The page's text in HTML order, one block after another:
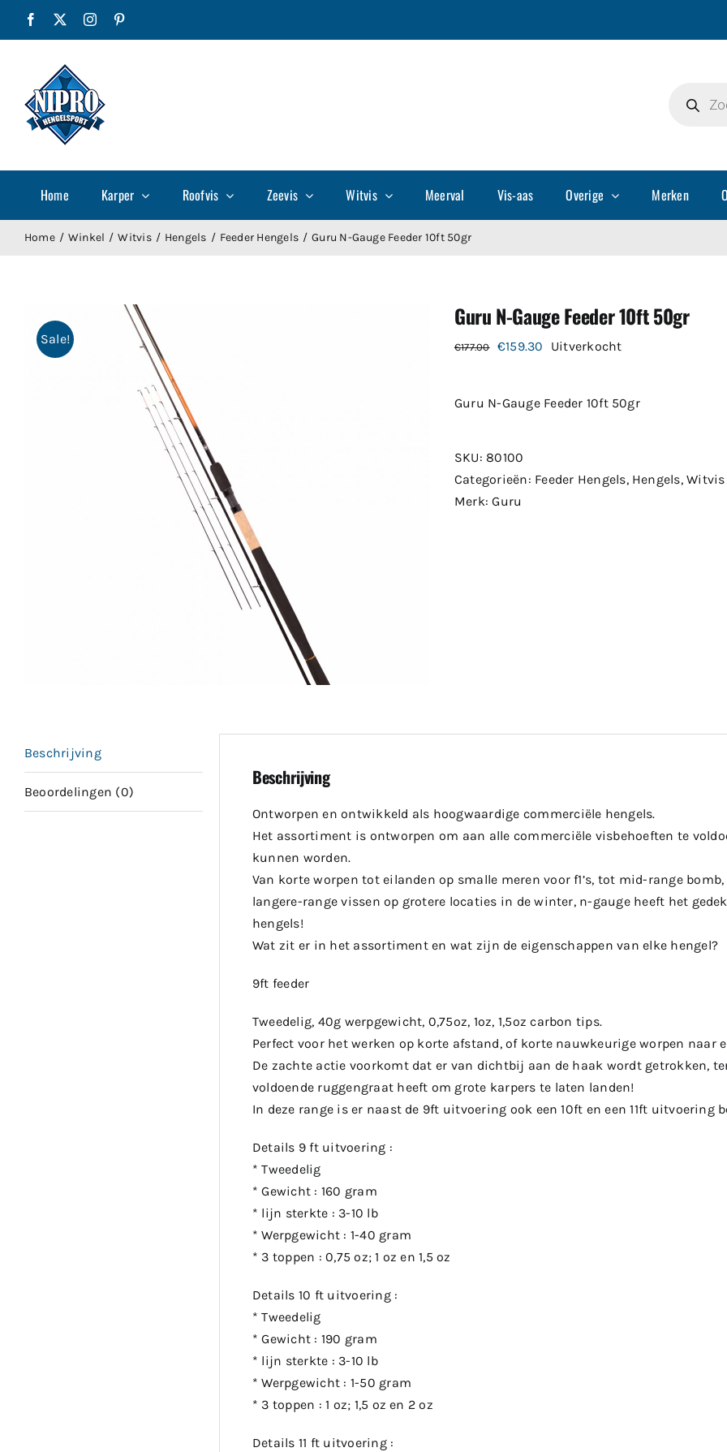
Facebook Instagram
zoeken
Home Karper Roofvis Zeevis Witvis Meerval Vis-aas Overige Merken
Home Winkel Witvis Hengels Feeder Hengels Guru N-Gauge Feeder 10ft 50gr
Sale!
Guru N-Gauge Feeder 10ft 50gr
€177.00
Oorspronkelijke
€177.00.
€159.30 Huidige
€159.30.
Uitverkocht
Guru N-Gauge Feeder 10ft 50gr
SKU: 80100
Categorieën: Feeder Hengels, Hengels,Witvis
Merk:Guru
Beschrijving
Beoordelingen (0)
Beschrijving
Ontworpen en ontwikkeld als hoogwaardige commerciële hengels.
Het assortiment is ontworpen om aan alle commerciële visbehoeften te
kunnen worden.
Van korte worpen tot eilanden op smalle meren voor f1’s, tot mid-range
langere-range vissen op grotere locaties in de winter, n-gauge heeft het
hengels!
Wat zit er in het assortiment en wat zijn de eigenschappen van elke hengel?
9ft feeder
Tweedelig, 40g werpgewicht, 0,75oz, 1oz, 1,5oz carbon tips.
Perfect voor het werken op korte afstand, of korte nauwkeurige worpen naar
De zachte actie voorkomt dat er van dichtbij aan de haak wordt getrokken,
voldoende ruggengraat heeft om grote karpers te laten landen!
In deze range is er naast de 9ft uitvoering ook een 10ft en een 11ft uitvoering
Details 9 ft uitvoering :
* Tweedelig
* Gewicht : 160 gram
* lijn sterkte : 3-10 lb
* Werpgewicht : 1-40 gram
* 3 toppen : 0,75 oz; 1 oz en 1,5 oz
Details 10 ft uitvoering :
* Tweedelig
* Gewicht : 190 gram
* lijn sterkte : 3-10 lb
* Werpgewicht : 1-50 gram
* 3 toppen : 1 oz; 1,5 oz en 2 oz
Details 11 ft uitvoering :